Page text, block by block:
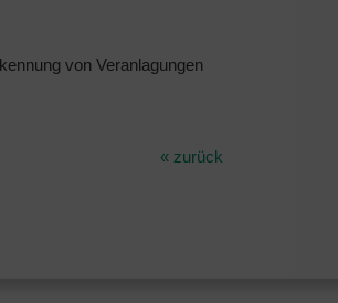
von Veranlagungen
« zurück